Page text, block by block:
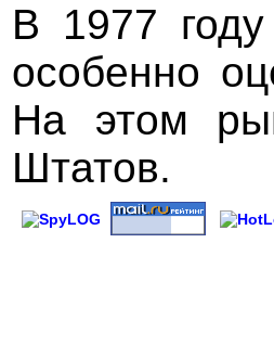
В 1977
особенно
На этом
Штатов.